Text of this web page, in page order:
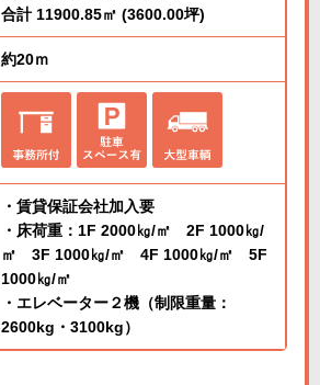
合計 11900.85㎡ (3600.00坪)
約20ｍ
・賃貸保証会社加入要
・床荷重：1F 2000㎏/㎡ 2F 1000㎏/
㎡ 3F 1000㎏/㎡ 4F 1000㎏/㎡ 5F
1000㎏/㎡
・エレベーター２機（制限重量：
2600kg・3100kg）